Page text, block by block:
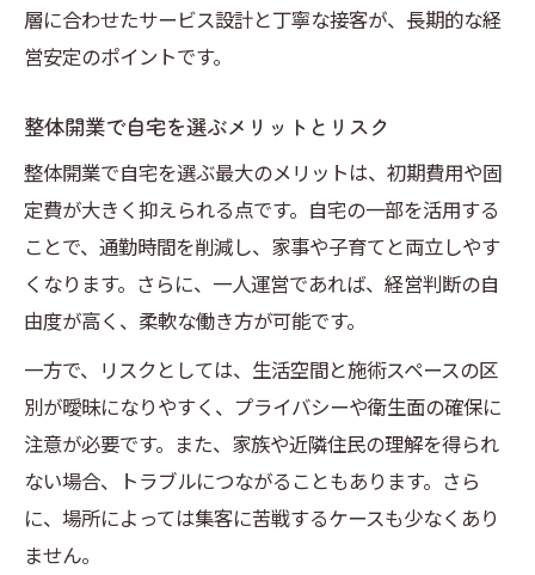
層に合わせたサービス設計と丁寧な接客が、長期的な経
営安定のポイントです。
整体開業で自宅を選ぶメリットとリスク
整体開業で自宅を選ぶ最大のメリットは、初期費用や固
定費が大きく抑えられる点です。自宅の一部を活用する
ことで、通勤時間を削減し、家事や子育てと両立しやす
くなります。さらに、一人運営であれば、経営判断の自
由度が高く、柔軟な働き方が可能です。
一方で、リスクとしては、生活空間と施術スペースの区
別が曖昧になりやすく、プライバシーや衛生面の確保に
注意が必要です。また、家族や近隣住民の理解を得られ
ない場合、トラブルにつながることもあります。さら
に、場所によっては集客に苦戦するケースも少なくあり
ません。